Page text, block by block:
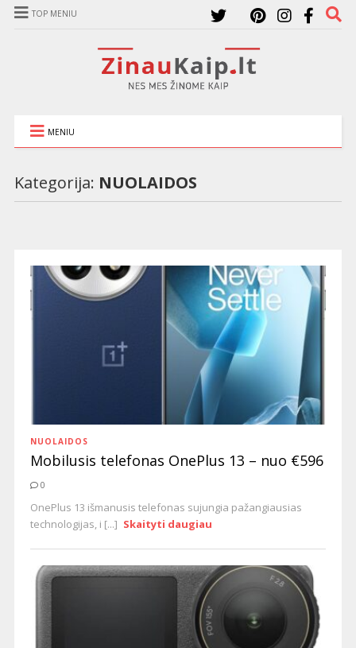
TOP MENIU
MENIU
Kategorija: NUOLAIDOS
NUOLAIDOS
Mobilusis telefonas OnePlus 13 – nuo €596
0
OnePlus 13 išmanusis telefonas sujungia pažangiausias
technologijas, i [...] Skaityti daugiau